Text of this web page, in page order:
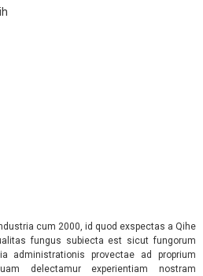
cum 2000, id quod exspectas a Qihe
fungus subiecta est sicut fungorum
administrationis provectae ad proprium
delectamur experientiam nostram